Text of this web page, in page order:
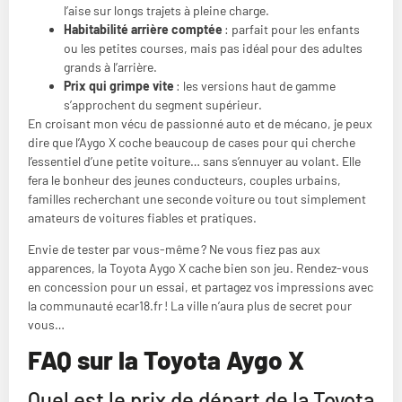
l’aise sur longs trajets à pleine charge.
Habitabilité arrière comptée : parfait pour les enfants
ou les petites courses, mais pas idéal pour des adultes
grands à l’arrière.
Prix qui grimpe vite : les versions haut de gamme
s’approchent du segment supérieur.
En croisant mon vécu de passionné auto et de mécano, je peux
dire que l’Aygo X coche beaucoup de cases pour qui cherche
l’essentiel d’une petite voiture… sans s’ennuyer au volant. Elle
fera le bonheur des jeunes conducteurs, couples urbains,
familles recherchant une seconde voiture ou tout simplement
amateurs de voitures fiables et pratiques.
Envie de tester par vous-même ? Ne vous fiez pas aux
apparences, la Toyota Aygo X cache bien son jeu. Rendez-vous
en concession pour un essai, et partagez vos impressions avec
la communauté ecar18.fr ! La ville n’aura plus de secret pour
vous…
FAQ sur la Toyota Aygo X